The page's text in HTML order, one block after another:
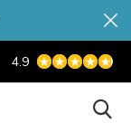
7 Dagen Per
4.9